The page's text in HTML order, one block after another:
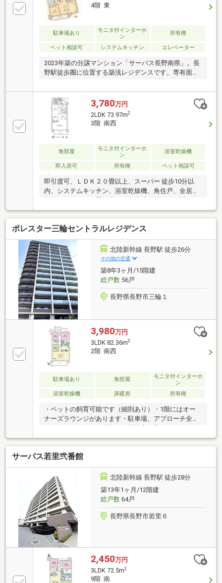
記お電話番号やホームページでも受付中！！・フリー
ダイヤル 【 0120-055-779 】・ホームページ 【 ハ
4階 東
駐車場あり
モニタ付インターホ
ン
所有権
ペット相談可 システムキッチン エレベーター
2023年築の分譲マンション「サーパス長野南県」。長
野駅徒歩圏に位置する築浅レジデンスです。専有面積
74.09㎡のゆとりある2LDK。約18.6帖の開放的なLDKを
中心に、洋室2室を配置した使いやすい間取りです。
ウォークインクローゼットをはじめ全居室に収納を備
え、ファミリーはもちろん、ご夫婦や在宅ワーク中心
の方にもおすすめです。オートロック・宅配ＢＯＸ・
モニター付インターホンなど築浅ならではの充実した
設備と分譲マンションならではの高い居住性を兼ね備
えています。現在空室のため、ご都合に合わせて内覧
可能です。居住用・セカンドハウス・将来の賃貸運用
など幅広い用途でご検討いただけます。
3,780万円
2LDK 73.97m2
3階 南西
角部屋
モニタ付インターホ
ン
浴室乾燥機
即入居可 所有権 ペット相談可
即引渡可、ＬＤＫ２０畳以上、スーパー 徒歩10分以
内、システムキッチン、浴室乾燥機、角住戸、全居室
収納、ＬＤＫ１５畳以上、総合病院 徒歩10分以内、シ
ャワー付洗面化粧台、対面式キッチン、セキュリティ
充実、３面採光、南面バルコニー、オートバス、高速
ネット対応、温水洗浄便座、ＴＶモニタ付インターホ
ン、通風良好、全居室フローリング、ウォークインク
ローゼット、ペット相談、BS・CS・CATV、エレベー
ター、宅配ボックス
ポレスター三輪セントラルレジデンス
北陸新幹線 長野駅 徒歩26分
その他の交通
築8年3ヶ月/15階建
総戸数56戸
長野県長野市三輪１
3,980万円
3LDK 82.36m2
2階 南西
駐車場あり 角部屋
モニタ付インターホ
ン
浴室乾燥機
床暖房 所有権
・ペットの飼育可能です（細則あり）・1階にはオー
ナーズラウンジがあります・駐車場、アプローチ全て
ロードヒーティング敷設・給湯効率の高いエコジョー
ズを採用してます・1台無料平置き駐車場、駐輪場無
料・オーナーズラウンジ、タイヤ置き場（1台分）完
備
サーパス若里弐番館
北陸新幹線 長野駅 徒歩28分
築13年1ヶ月/12階建
総戸数64戸
長野県長野市若里６
2,450万円
3LDK 72.5m2
9階 南